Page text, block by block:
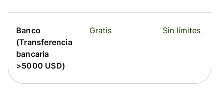
Banco
(Transferencia
bancaria
>5000 USD)
Gratis Sin límites